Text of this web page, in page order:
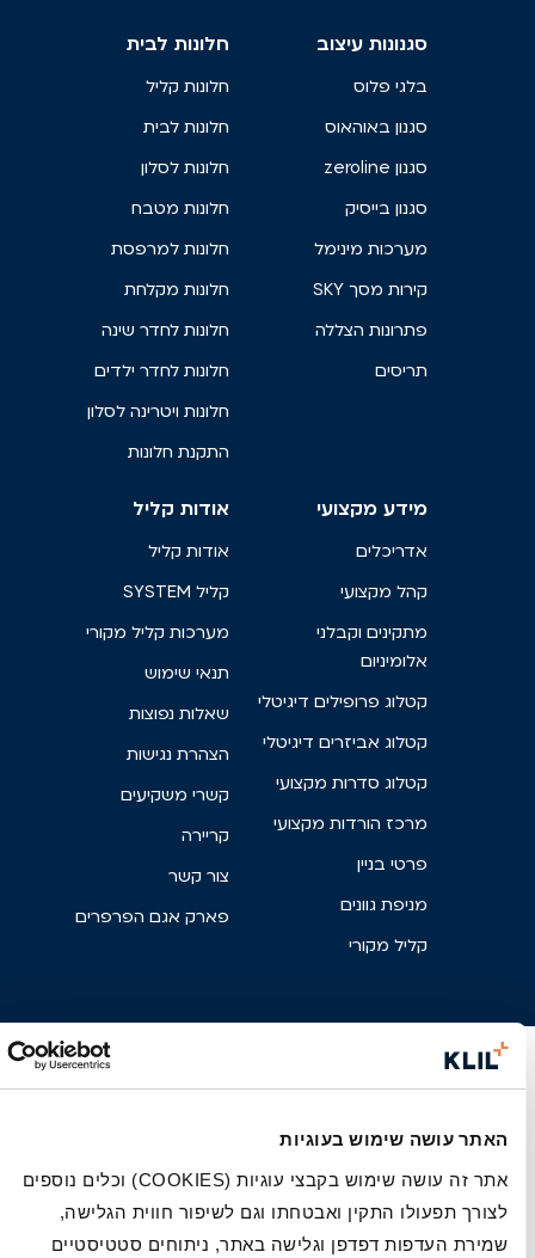
האתר עושה שימוש בעוגיות
אתר זה עושה שימוש בקבצי עוגיות (COOKIES) וכלים נוספים
לצורך תפעולו התקין ואבטחתו וגם לשיפור חווית הגלישה,
שמירת העדפות דפדפן וגלישה באתר, ניתוחים סטטיסטיים
סגנונות עיצוב
בלגי פלוס
סגנון באוהאוס
סגנון zeroline
סגנון בייסיק
מערכות מינימל
קירות מסך SKY
פתרונות הצללה
תריסים
חלונות לבית
חלונות קליל
חלונות לבית
חלונות לסלון
חלונות מטבח
חלונות למרפסת
חלונות מקלחת
חלונות לחדר שינה
חלונות לחדר ילדים
חלונות ויטרינה לסלון
התקנת חלונות
מידע מקצועי
אדריכלים
קהל מקצועי
מתקינים וקבלני
אלומיניום
קטלוג פרופילים דיגיטלי
קטלוג אביזרים דיגיטלי
קטלוג סדרות מקצועי
מרכז הורדות מקצועי
פרטי בניין
מניפת גוונים
קליל מקורי
אודות קליל
אודות קליל
קליל SYSTEM
מערכות קליל מקורי
תנאי שימוש
שאלות נפוצות
הצהרת נגישות
קשרי משקיעים
קריירה
צור קשר
פארק אגם הפרפרים